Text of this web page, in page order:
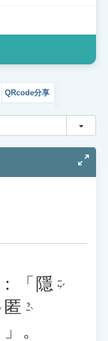
QRcode分享
切換
：「 隱 ㄧㄣˇ
匿 ㄋㄧˋ
」。